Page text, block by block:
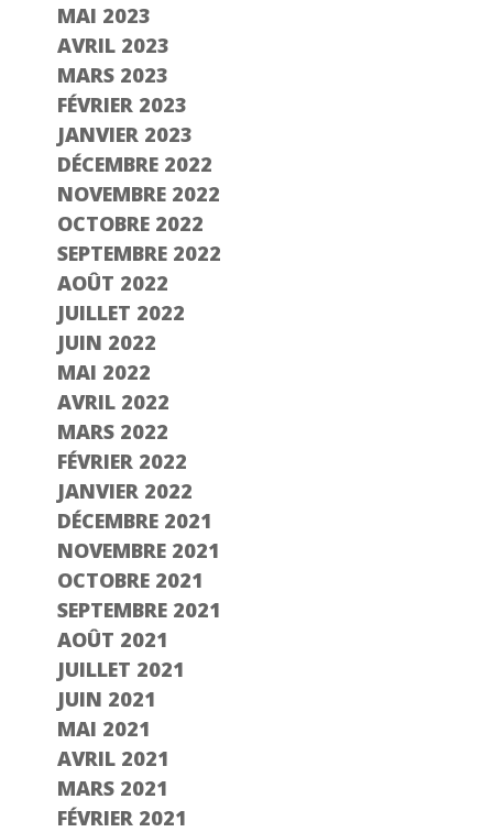
MAI 2023
AVRIL 2023
MARS 2023
FÉVRIER 2023
JANVIER 2023
DÉCEMBRE 2022
NOVEMBRE 2022
OCTOBRE 2022
SEPTEMBRE 2022
AOÛT 2022
JUILLET 2022
JUIN 2022
MAI 2022
AVRIL 2022
MARS 2022
FÉVRIER 2022
JANVIER 2022
DÉCEMBRE 2021
NOVEMBRE 2021
OCTOBRE 2021
SEPTEMBRE 2021
AOÛT 2021
JUILLET 2021
JUIN 2021
MAI 2021
AVRIL 2021
MARS 2021
FÉVRIER 2021